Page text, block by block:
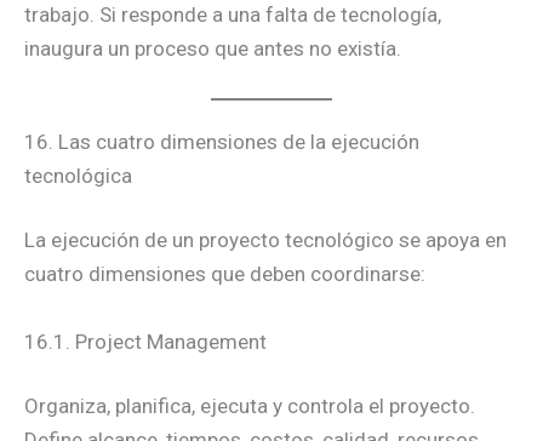
trabajo. Si responde a una falta de tecnología,
inaugura un proceso que antes no existía.
16. Las cuatro dimensiones de la ejecución
tecnológica
La ejecución de un proyecto tecnológico se apoya en
cuatro dimensiones que deben coordinarse:
16.1. Project Management
Organiza, planifica, ejecuta y controla el proyecto.